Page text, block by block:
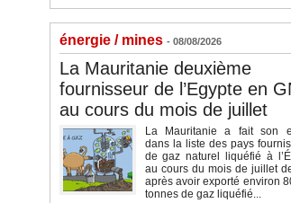
énergie / mines - 08/08/2026
La Mauritanie deuxième
fournisseur de l’Egypte en
au cours du mois de juillet
La Mauritanie a fait son
dans la liste des pays
de gaz naturel liquéfié à
au cours du mois de juillet
après avoir exporté environ
tonnes de gaz liquéfié...